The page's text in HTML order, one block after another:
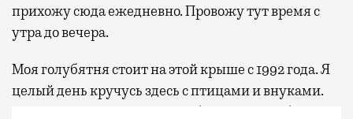
прихожу сюда ежедневно. Провожу тут время с
утра до вечера.
Моя голубятня стоит на этой крыше с 1992 года. Я
целый день кручусь здесь с птицами и внуками.
Слежу за чердаком, делаю уборку. За голубями у